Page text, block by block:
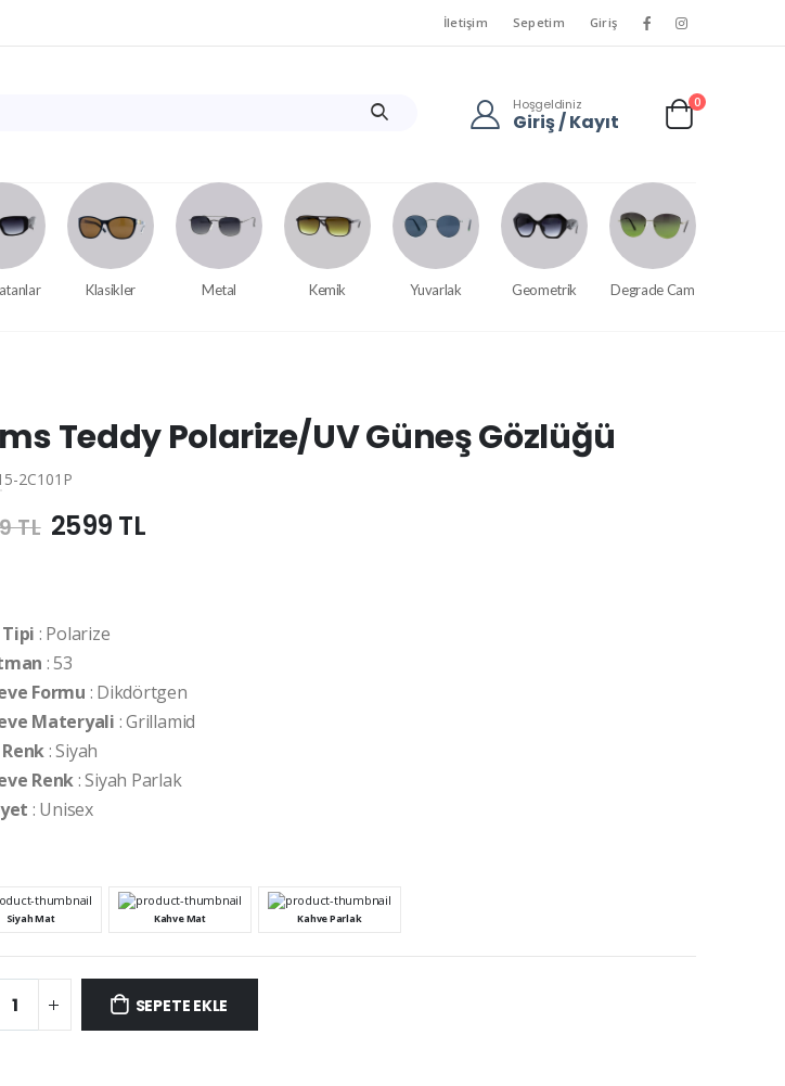
İletişim Sepetim Giriş
Hoşgeldiniz
Giriş / Kayıt
0
Klasikler Metal Kemik Yuvarlak Geometrik Degrade Cam
Teddy Polarize/UV Güneş Gözlüğü
2C101P
TL 2599 TL
: Polarize
: 53
Formu : Dikdörtgen
Materyali : Grillamid
: Siyah
Renk: Siyah Parlak
: Unisex
Siyah Mat Kahve Mat Kahve Parlak
SEPETE EKLE